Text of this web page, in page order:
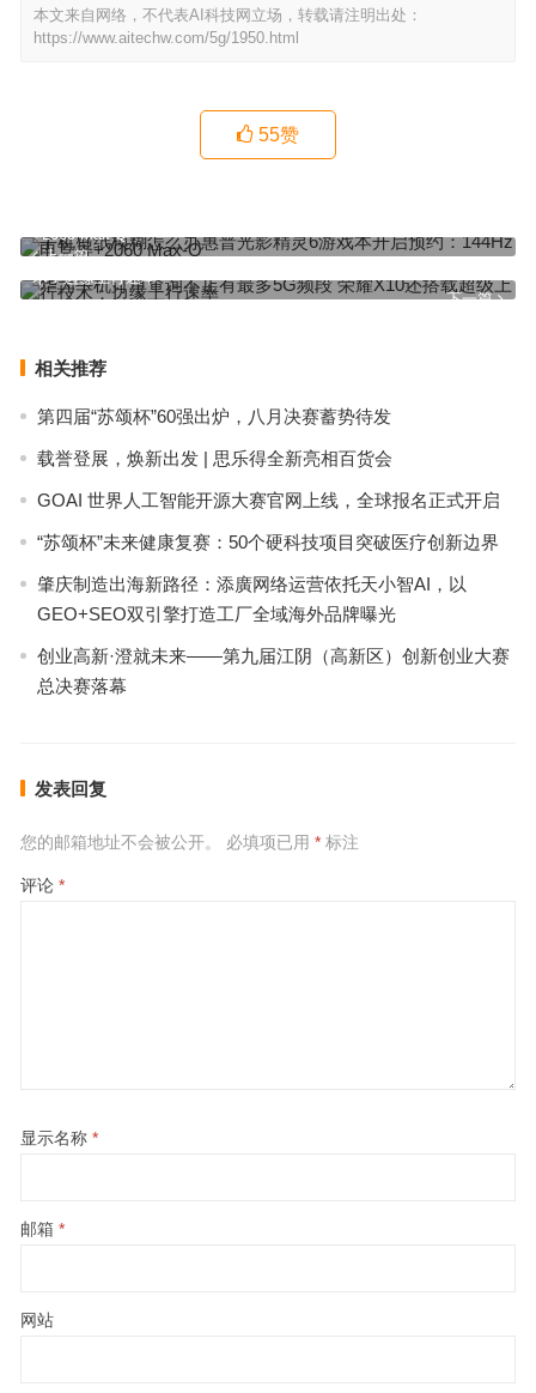
本文来自网络，不代表AI科技网立场，转载请注明出处：
https://www.aitechw.com/5g/1950.html
55赞
上一篇
+2060 Max-Q
下一篇
华为手机订单查询不止有最多5G频段 荣耀X10还搭载超级上行技
术：边缘上行速率
相关推荐
第四届“苏颂杯”60强出炉，八月决赛蓄势待发
载誉登展，焕新出发 | 思乐得全新亮相百货会
GOAI 世界人工智能开源大赛官网上线，全球报名正式开启
“苏颂杯”未来健康复赛：50个硬科技项目突破医疗创新边界
肇庆制造出海新路径：添廣网络运营依托天小智AI，以
GEO+SEO双引擎打造工厂全域海外品牌曝光
创业高新·澄就未来——第九届江阴（高新区）创新创业大赛
总决赛落幕
发表回复
您的邮箱地址不会被公开。 必填项已用 *标注
评论 *
显示名称 *
邮箱 *
网站